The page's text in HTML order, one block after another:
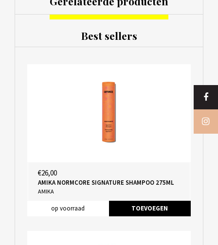
Best sellers
€26,00
AMIKA NORMCORE SIGNATURE SHAMPOO 275ML
AMIKA
op voorraad TOEVOEGEN